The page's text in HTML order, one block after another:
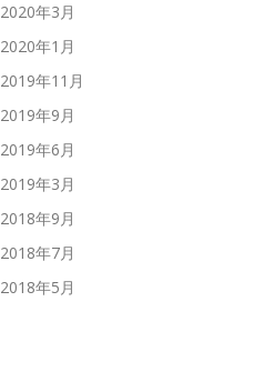
2020年3月
2020年1月
2019年11月
2019年9月
2019年6月
2019年3月
2018年9月
2018年7月
2018年5月